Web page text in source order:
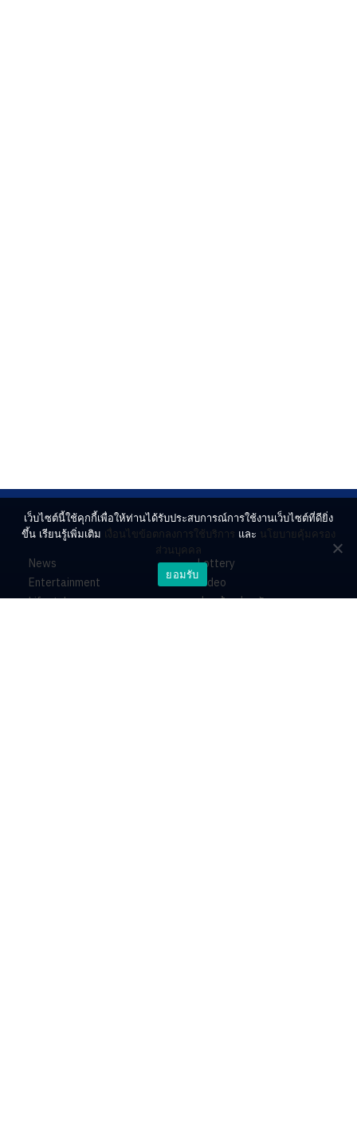
News
Entertainment
Lifestyle
Lottery
Video
ร่วมด้วยช่วยกัน
เว็บไซต์นี้ใช้คุกกี้เพื่อให้ท่านได้รับประสบการณ์การใช้งานเว็บไซต์ที่ดียิ่ง
ขึ้น เรียนรู้เพิ่มเติม เงื่อนไขข้อตกลงการใช้บริการ และ นโยบายคุ้มครอง
ส่วนบุคคล
ยอมรับ